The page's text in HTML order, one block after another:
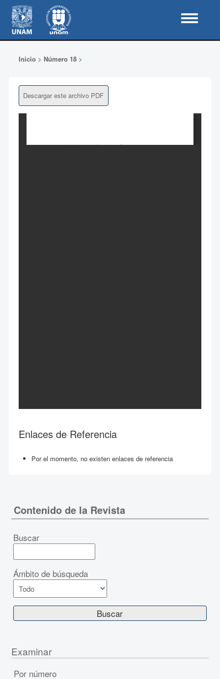
Inicio> Número 18>
Descargar este archivo PDF
Enlaces de Referencia
Por el momento, no existen enlaces de referencia
Contenido de la Revista
Buscar
Ámbito de búsqueda
Examinar
Por número